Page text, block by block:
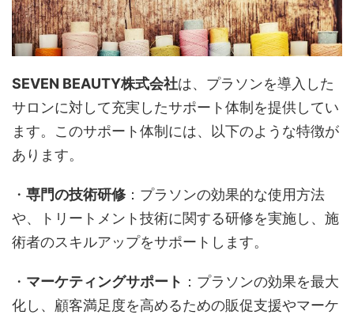
SEVEN BEAUTY株式会社は、プラソンを導入した
サロンに対して充実したサポート体制を提供してい
ます。このサポート体制には、以下のような特徴が
あります。
・ 専門の技術研修：プラソンの効果的な使用方法
や、トリートメント技術に関する研修を実施し、施
術者のスキルアップをサポートします。
・ マーケティングサポート ：プラソンの効果を最大
化し、顧客満足度を高めるための販促支援やマーケ